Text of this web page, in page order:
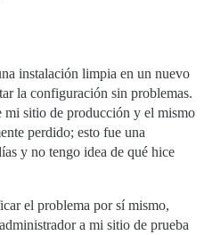
instalación limpia en un nuevo
la configuración sin problemas.
mi sitio de producción y el mismo
perdido; esto fue una
y no tengo idea de qué hice
el problema por sí mismo,
a mi sitio de prueba